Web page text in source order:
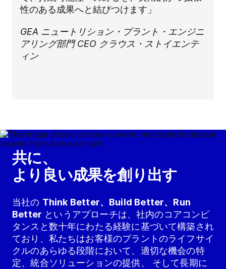
性のある成果へと結びつけます」
GEA ニュートリション・プラント・エンジニ
アリング部門 CEO クラウス・ストイエンテ
ィン
共に、
より良い成果を創り出す
当社の Think Better、Build Better、Run
Better というアプローチは、社内のコアコンピ
タンスと数十年にわたる経験に基づいて構築され
ており、私たちはお客様のプラントのライフサイ
クルのあらゆる段階において、適切な機会の特
定、統合ソリューションの提供、 そして長期に